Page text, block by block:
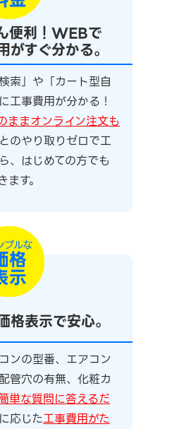
便利！WEBで
がすぐ分かる。
索」や「カート型自
工事費用が分かる！
ままオンライン注文も
のやり取りゼロで工
、はじめての方でも
す。
格表示で安心。
ンの型番、エアコン
管穴の有無、化粧カ
単な質問に答えるだ
応じた工事費用がた